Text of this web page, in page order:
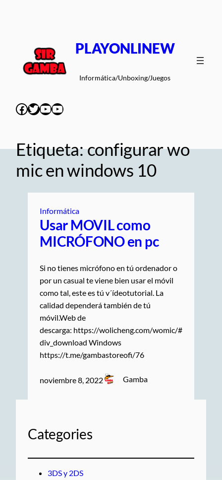
PLAYONLINEW
Informática/Unboxing/Juegos
Facebook
Twitter
YouTube
YouTube
Etiqueta:configurar wo
mic en windows 10
Informática
Usar MOVIL como
MICRÓFONO en pc
Si no tienes micrófono en tú ordenador o
por un casual te viene bien usar el móvil
como tal, este es tú v´ídeotutorial. La
calidad dependerá también de tú
móvil.Web de
descarga: https://wolicheng.com/womic/#
div_download Windows
https://t.me/gambastoreofi/76
noviembre 8, 2022 Gamba
Categories
3DS y 2DS